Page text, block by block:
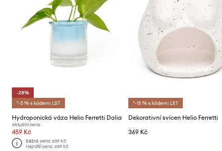
-28%
*-5 % s kódem: LST
Hydroponická váza Helio Ferretti Dalia
Aktuální cena:
459 Kč
Běžná cena:639 Kč
Nejnižší cena:639 Kč
*-15 % s kódem: LST
Dekorativní svícen Helio Ferretti
369 Kč